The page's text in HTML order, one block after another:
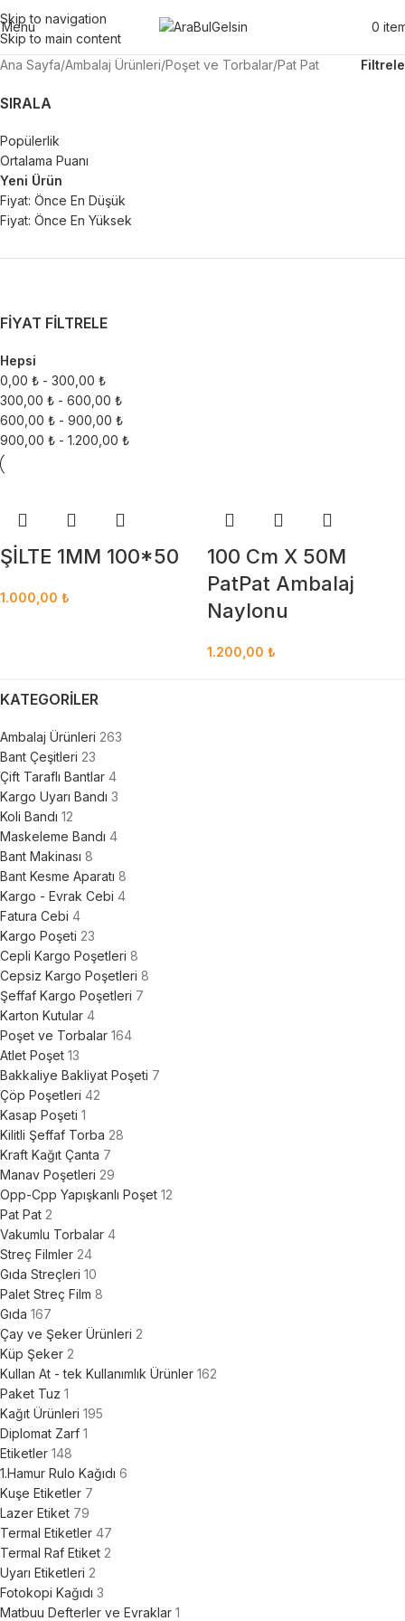
Skip to navigation
Skip to main content
Menu 0
KATEGORILER
Ambalaj Ürünleri 263
Bant Çeşitleri 23
Çift Taraflı Bantlar 4
Kargo Uyarı Bandı 3
Koli Bandı 12
Maskeleme Bandı 4
Bant Makinası 8
Bant Kesme Aparatı 8
Kargo - Evrak Cebi 4
Fatura Cebi 4
Kargo Poşeti 23
Cepli Kargo Poşetleri 8
Cepsiz Kargo Poşetleri 8
Şeffaf Kargo Poşetleri 7
Karton Kutular 4
Poşet ve Torbalar 164
Atlet Poşet 13
Bakkaliye Bakliyat Poşeti 7
Çöp Poşetleri 42
Kasap Poşeti 1
Kilitli Şeffaf Torba 28
Kraft Kağıt Çanta 7
Manav Poşetleri 29
Opp-Cpp Yapışkanlı Poşet 12
Pat Pat 2
Vakumlu Torbalar 4
Streç Filmler 24
Gıda Streçleri 10
Palet Streç Film 8
Gıda 167
Çay ve Şeker Ürünleri 2
Küp Şeker 2
Kullan At - tek Kullanımlık Ürünler 162
Paket Tuz 1
Kağıt Ürünleri 195
Diplomat Zarf 1
Etiketler 148
1.Hamur Rulo Kağıdı 6
Kuşe Etiketler 7
Lazer Etiket 79
Termal Etiketler 47
Termal Raf Etiket 2
Uyarı Etiketleri 2
Fotokopi Kağıdı 3
Matbuu Defterler ve Evraklar 1
Ana Sayfa Ambalaj Ürünleri Poşet ve Torbalar Pat Pat Filtrele
SIRALA
Popülerlik
Ortalama Puanı
Yeni Ürün
Fiyat: Önce En Düşük
Fiyat: Önce En Yüksek
FIYAT FILTRELE
Hepsi
0,00 ₺ - 300,00 ₺
300,00 ₺ - 600,00 ₺
600,00 ₺ - 900,00 ₺
900,00 ₺ - 1.200,00 ₺
ŞİLTE 1MM 100*50
1.000,00 ₺
100 Cm X 50M
PatPat Ambalaj
Naylonu
1.200,00 ₺